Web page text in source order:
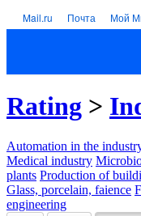
Mail.ru Почта Мой
Rating >
Automation in the
Medical industry
plants Production of
Glass, porcelain, faience
engineering